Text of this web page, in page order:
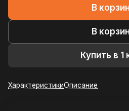
В
В
Купить в 1
ХарактеристикиОписание